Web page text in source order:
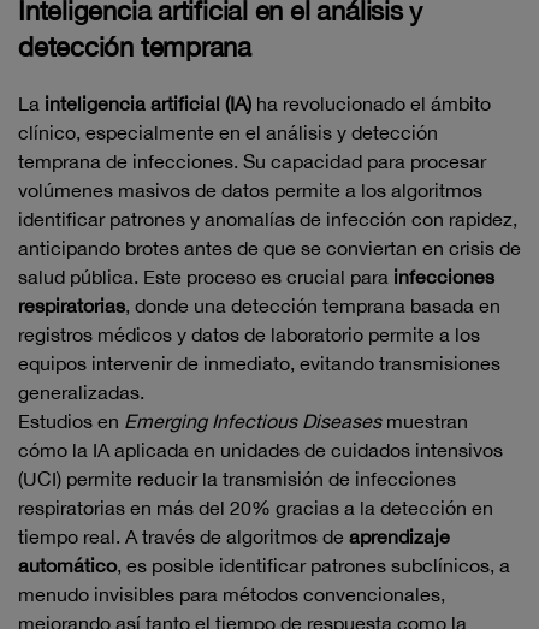
Inteligencia artificial en el análisis y
detección temprana
La inteligencia artificial (IA) ha revolucionado el ámbito
clínico, especialmente en el análisis y detección
temprana de infecciones. Su capacidad para procesar
volúmenes masivos de datos permite a los algoritmos
identificar patrones y anomalías de infección con rapidez,
anticipando brotes antes de que se conviertan en crisis de
salud pública. Este proceso es crucial para infecciones
respiratorias, donde una detección temprana basada en
registros médicos y datos de laboratorio permite a los
equipos intervenir de inmediato, evitando transmisiones
generalizadas.
Estudios en Emerging Infectious Diseasesmuestran
cómo la IA aplicada en unidades de cuidados intensivos
(UCI) permite reducir la transmisión de infecciones
respiratorias en más del 20% gracias a la detección en
tiempo real. A través de algoritmos de aprendizaje
automático, es posible identificar patrones subclínicos, a
menudo invisibles para métodos convencionales,
mejorando así tanto el tiempo de respuesta como la